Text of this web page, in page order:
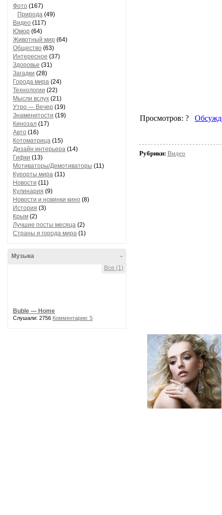
Фото (167)
Природа (49)
Видео (117)
Юмор (64)
Животный мир (64)
Общество (63)
Интересное (37)
Здоровье (31)
Загадки (28)
Города мира (24)
Технологии (22)
Мысли вслух (21)
Утро — Вечер (19)
Знаменитости (19)
Кинозал (17)
Авто (16)
Котоматрица (15)
Дизайн интерьера (14)
Гифки (13)
Мотиваторы/Демотиваторы (11)
Курорты мира (11)
Новости (11)
Кулинария (9)
Новости и новинки кино (8)
История (3)
Крым (2)
Лучшие посты месяца (2)
Страны и города мира (1)
-
Музыка
Все (1)
Buble — Home
Слушали: 2756 Комментарии: 5
Рубрики: Видео